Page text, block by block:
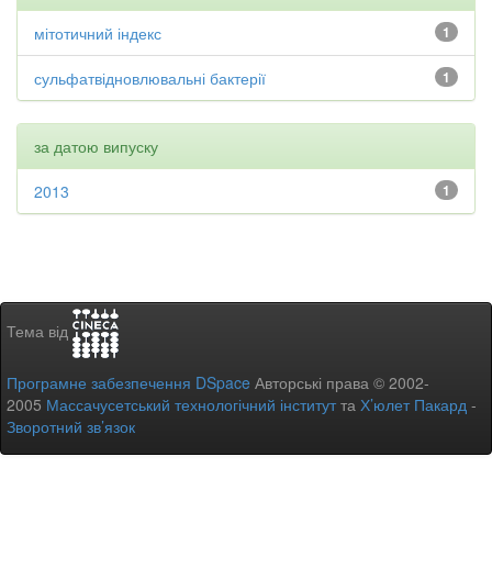
1
мітотичний індекс
1
сульфатвідновлювальні бактерії
за датою випуску
1
2013
Тема від
Програмне забезпечення DSpace Авторські права © 2002-
2005 Массачусетський технологічний інститутта Х’юлет Пакард -
Зворотний зв’язок